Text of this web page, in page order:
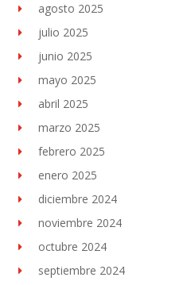
agosto 2025
julio 2025
junio 2025
mayo 2025
abril 2025
marzo 2025
febrero 2025
enero 2025
diciembre 2024
noviembre 2024
octubre 2024
septiembre 2024